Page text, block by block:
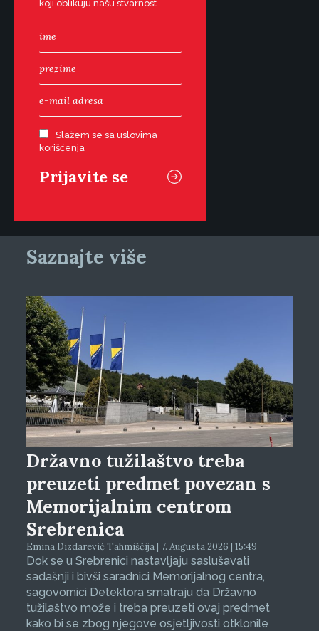
koji oblikuju našu stvarnost.
Slažem se sa uslovima
korišćenja
Saznajte više
Državno tužilaštvo treba
preuzeti predmet povezan s
Memorijalnim centrom
Srebrenica
Emina Dizdarević Tahmiščija | 7. Augusta 2026 | 15:49
Dok se u Srebrenici nastavljaju saslušavati
sadašnji i bivši saradnici Memorijalnog centra,
sagovornici Detektora smatraju da Državno
tužilaštvo može i treba preuzeti ovaj predmet
kako bi se zbog njegove osjetljivosti otklonile